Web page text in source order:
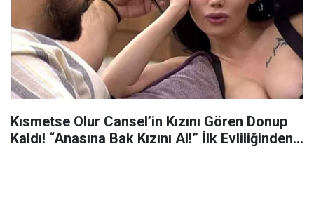
Kısmetse Olur Cansel’in Kızını Gören Donup
Kaldı! “Anasına Bak Kızını Al!” İlk Evliliğinden…